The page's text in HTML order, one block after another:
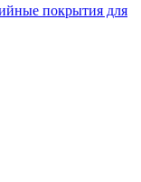
покрытия для